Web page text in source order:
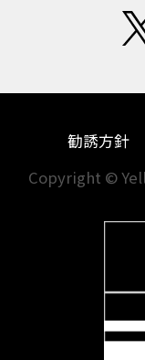
BANDIT
BEETフルエ
BMW
BMW フル
BOBBER
BOLT C-
ハーレーダビッ
ドゥカティ
中途採用・アル
勧誘方針
Copyright ©